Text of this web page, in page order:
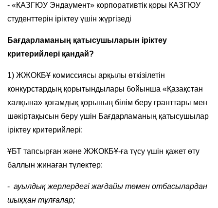
- «КАЗГЮУ Эндаумент» корпоративтік қоры КАЗГЮУ
студенттерін іріктеу үшін жүргізеді
Бағдарламаның қатысушыларын іріктеу
критерийлері қандай?
1) ЖЖОКБҰ комиссиясы арқылы өткізілетін
конкурстардың қорытындылары бойынша «Қазақстан
халқына» қоғамдық қорының білім беру гранттары мен
шәкіртақысын беру үшін Бағдарламаның қатысушылар
іріктеу критерийлері:
ҰБТ тапсырған және ЖЖОКБҰ-ға түсу үшін қажет өту
баллын жинаған түлектер:
- ауылдық жерлердегі жағдайы төмен отбасылардан
шыққан тұлғалар;